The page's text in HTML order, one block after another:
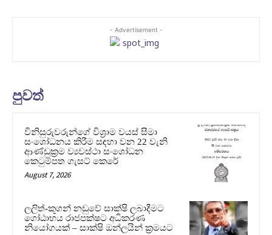
- Advertisement -
පුවත්
විනිසුරුවරුන්ගේ විශ්‍රාම වයස් සීමා
සංශෝධනය කිරීම සඳහා වන 22 වැනි
ආණ්ඩුක්‍රම ව්‍යවස්ථා සංශෝධන
කෙටුම්පත ගැසට් කෙරේ
August 7, 2026
ලලිත්-කූගන් නඩුවේ සාක්ෂි ලබාදීමට
ගෝඨාභය රාජපක්ෂට අධිකරණ
නියෝගයක් – සාක්ෂි ඔන්ලයින් ක්‍රමයට